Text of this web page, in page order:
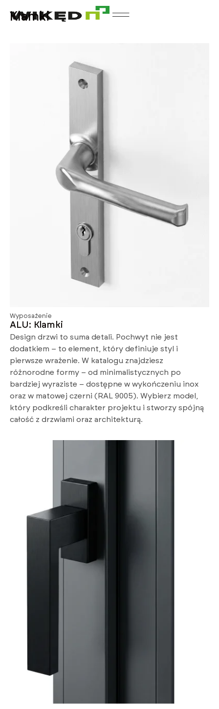
Klamki
Wyposażenie
ALU: Klamki
Design drzwi to suma detali. Pochwyt nie jest
dodatkiem – to element, który definiuje styl i
pierwsze wrażenie. W katalogu znajdziesz
różnorodne formy – od minimalistycznych po
bardziej wyraziste – dostępne w wykończeniu inox
oraz w matowej czerni (RAL 9005). Wybierz model,
który podkreśli charakter projektu i stworzy spójną
całość z drzwiami oraz architekturą.